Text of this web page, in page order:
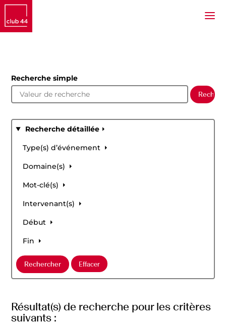
Recherche simple
Recherche détaillée
Type(s) d’événement
Domaine(s)
Mot-clé(s)
Intervenant(s)
Début
Fin
Résultat(s) de recherche pour les critères
suivants :